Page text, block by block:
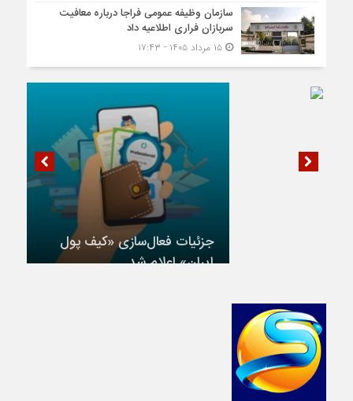
سازمان وظیفه عمومی فراجا درباره معافیت
سربازان فراری اطلاعیه داد
۱۵ مرداد ۱۴۰۵ - ۱۷:۴۳
جزئیات فعال‌سازی «کیف پول
ایران» اعلام شد